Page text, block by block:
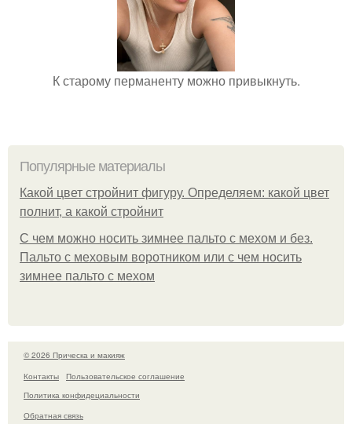
К старому перманенту можно привыкнуть.
Популярные материалы
Какой цвет стройнит фигуру. Определяем: какой цвет
полнит, а какой стройнит
C чем можно носить зимнее пальто с мехом и без.
Пальто с меховым воротником или с чем носить
зимнее пальто с мехом
© 2026 Прическа и макияж
Контакты
Пользовательское соглашение
Политика конфидециальности
Обратная связь